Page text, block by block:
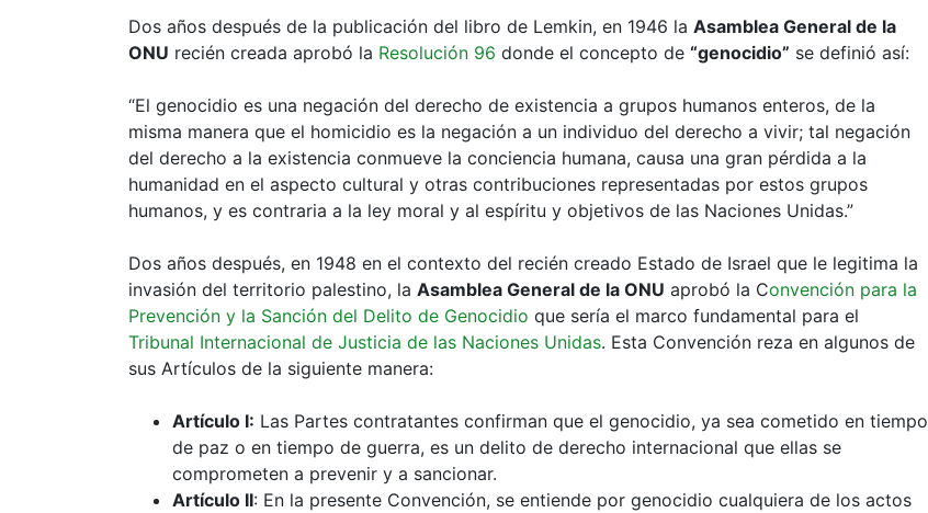
Dos años después de la publicación del libro de Lemkin, en 1946 la Asamblea General de la
ONU recién creada aprobó la Resolución 96 donde el concepto de “genocidio” se definió así:
“El genocidio es una negación del derecho de existencia a grupos humanos enteros, de la
misma manera que el homicidio es la negación a un individuo del derecho a vivir; tal negación
del derecho a la existencia conmueve la conciencia humana, causa una gran pérdida a la
humanidad en el aspecto cultural y otras contribuciones representadas por estos grupos
humanos, y es contraria a la ley moral y al espíritu y objetivos de las Naciones Unidas.”
Dos años después, en 1948 en el contexto del recién creado Estado de Israel que le legitima la
invasión del territorio palestino, la Asamblea General de la ONU aprobó la Convención para la
Prevención y la Sanción del Delito de Genocidio que sería el marco fundamental para el
Tribunal Internacional de Justicia de las Naciones Unidas. Esta Convención reza en algunos de
sus Artículos de la siguiente manera:
Artículo I: Las Partes contratantes confirman que el genocidio, ya sea cometido en tiempo
de paz o en tiempo de guerra, es un delito de derecho internacional que ellas se
comprometen a prevenir y a sancionar.
Artículo II: En la presente Convención, se entiende por genocidio cualquiera de los actos